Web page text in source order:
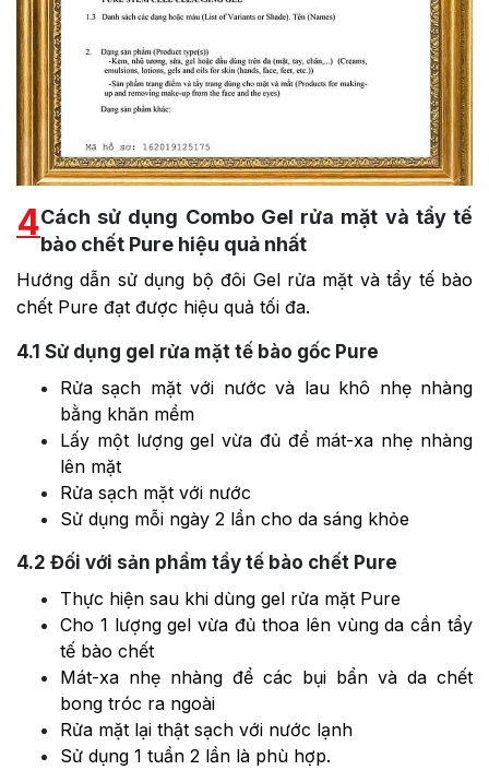
4Cách sử dụng Combo Gel rửa mặt và tẩy tế
bào chết Pure hiệu quả nhất
Hướng dẫn sử dụng bộ đôi Gel rửa mặt và tẩy tế bào
chết Pure đạt được hiệu quả tối đa.
4.1 Sử dụng gel rửa mặt tế bào gốc Pure
Rửa sạch mặt với nước và lau khô nhẹ nhàng
bằng khăn mềm
Lấy một lượng gel vừa đủ để mát-xa nhẹ nhàng
lên mặt
Rửa sạch mặt với nước
Sử dụng mỗi ngày 2 lần cho da sáng khỏe
4.2 Đối với sản phẩm tẩy tế bào chết Pure
Thực hiện sau khi dùng gel rửa mặt Pure
Cho 1 lượng gel vừa đủ thoa lên vùng da cần tẩy
tế bào chết
Mát-xa nhẹ nhàng để các bụi bẩn và da chết
bong tróc ra ngoài
Rửa mặt lại thật sạch với nước lạnh
Sử dụng 1 tuần 2 lần là phù hợp.